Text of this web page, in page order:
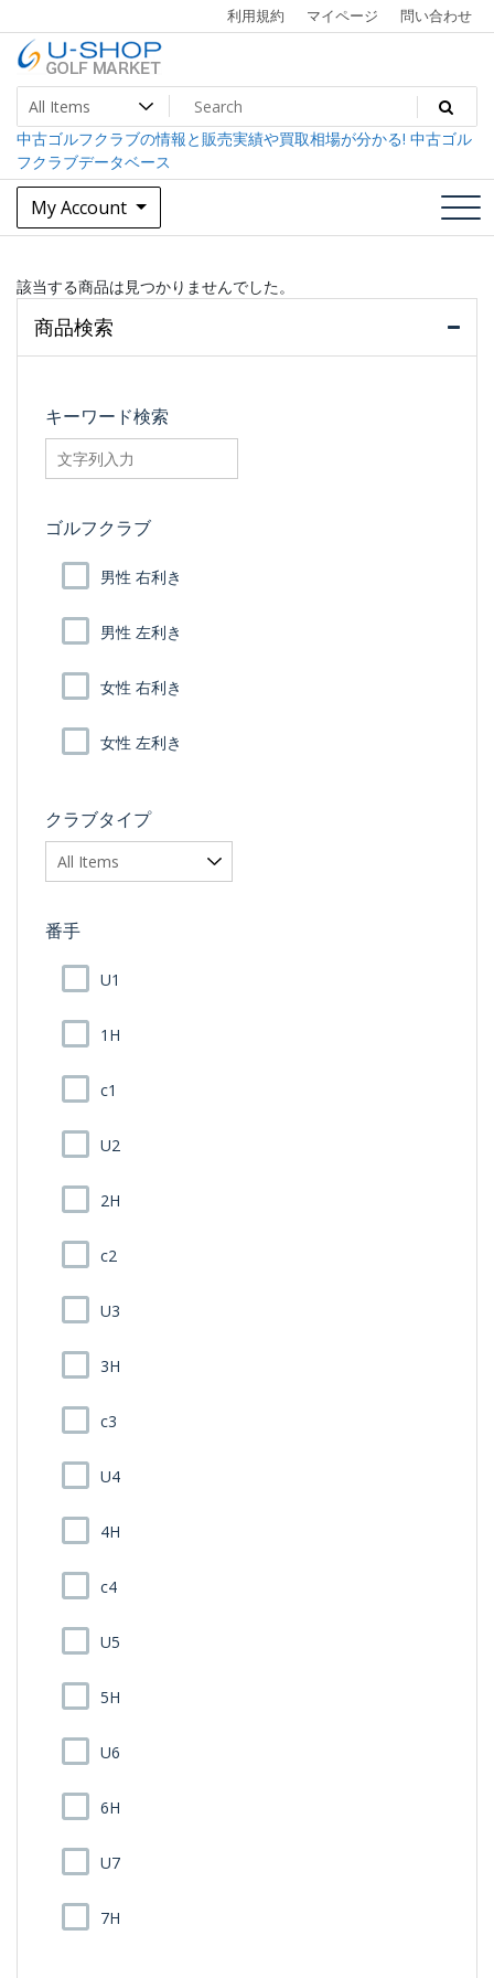
to
content
利用規約 マイページ 問い合わせ
U-SHOP Golf Market dev
中古ゴルフクラブ最大級！U-SHOPゴルフマーケット
中古ゴルフクラブの情報と販売実績や買取相場が分かる! 中古ゴル
フクラブデータベース
My Account
該当する商品は見つかりませんでした。
商品検索
キーワード検索
searchfilter_pro
ゴルフクラブ
男性 右利き
男性 左利き
女性 右利き
女性 左利き
クラブタイプ
番手
U1
1H
c1
U2
2H
c2
U3
3H
c3
U4
4H
c4
U5
5H
U6
6H
U7
7H